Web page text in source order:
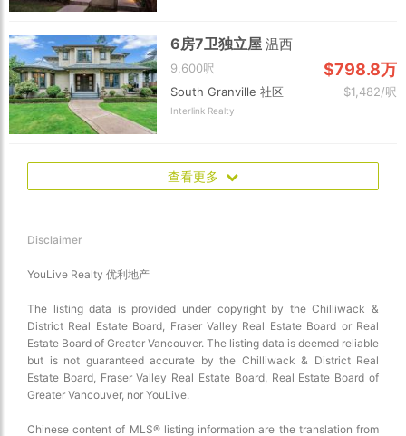
6房7卫独立屋温西
9,600呎 $798.8万
South Granville 社区 $1,482/呎
Interlink Realty
查看更多
Disclaimer
YouLive Realty 优利地产
The listing data is provided under copyright by the Chilliwack &
District Real Estate Board, Fraser Valley Real Estate Board or Real
Estate Board of Greater Vancouver. The listing data is deemed reliable
but is not guaranteed accurate by the Chilliwack & District Real
Estate Board, Fraser Valley Real Estate Board, Real Estate Board of
Greater Vancouver, nor YouLive.
Chinese content of MLS® listing information are the translation from